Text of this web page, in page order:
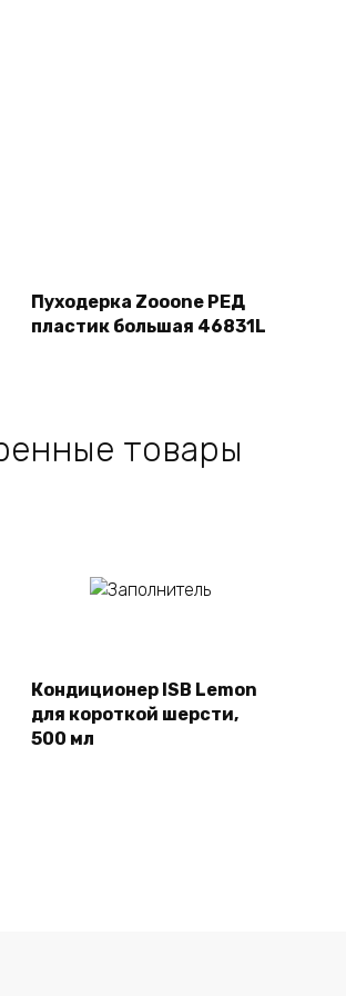
Пуходерка Zooone РЕД
пластик большая 46831L
товары
Кондиционер ISB Lemon
для короткой шерсти,
500 мл